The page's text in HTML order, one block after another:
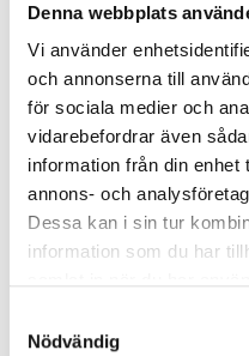
Denna webbplats
Vi använder
och annonserna till
för sociala medier och
vidarebefordrar även
information från din
annons- och
Dessa kan i sin tur
information som du har
Nödvändig
Replik: ”Tv-mediet har
komplexitet – men när
”SVT visar vetenskap –
Mer debatt
PROFIL